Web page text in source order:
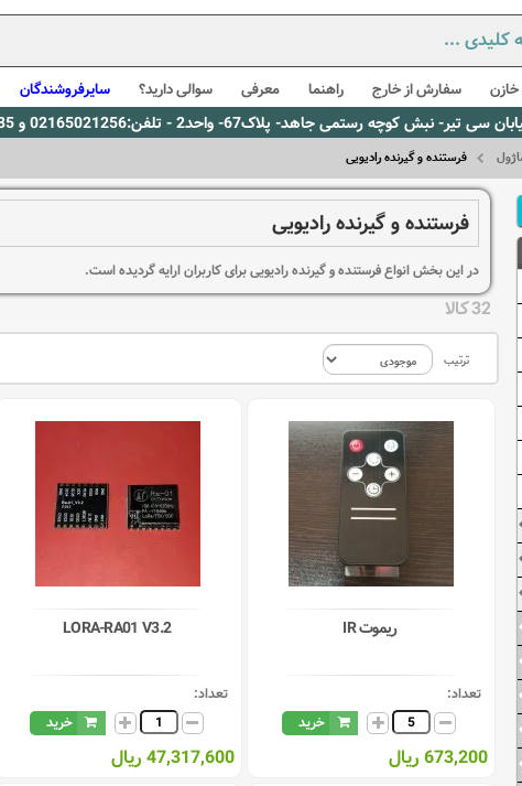
سفارش از خارج راهنما معرفی سوالی دارید؟ سایرفروشندگان
- تلفن:02165021256 و 02165021235، پیام رسان بله: 09309563731 ساعت کاری 9 لغایت 16
فرستنده و گیرنده رادیویی
فرستنده و گیرنده رادیویی
در این بخش انواع فرستنده و گیرنده رادیویی برای کاربران ارایه گردیده است.
32 کالا
ترتیب
ریموت IR
تعداد:
خرید
673,200 ریال
LORA-RA01 V3.2
تعداد:
خرید
47,317,600 ریال